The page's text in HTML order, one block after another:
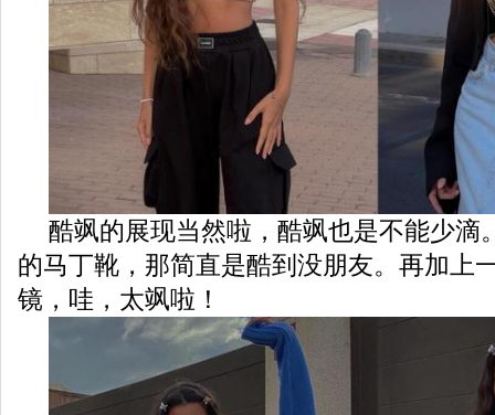
酷飒的展现当然啦，酷飒也是不能少滴
的马丁靴，那简直是酷到没朋友。再加上
镜，哇，太飒啦！